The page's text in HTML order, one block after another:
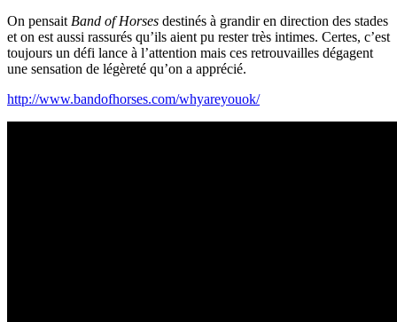
On pensait Band of Horses destinés à grandir en direction des stades
et on est aussi rassurés qu’ils aient pu rester très intimes. Certes, c’est
toujours un défi lance à l’attention mais ces retrouvailles dégagent
une sensation de légèreté qu’on a apprécié.
http://www.bandofhorses.com/whyareyouok/